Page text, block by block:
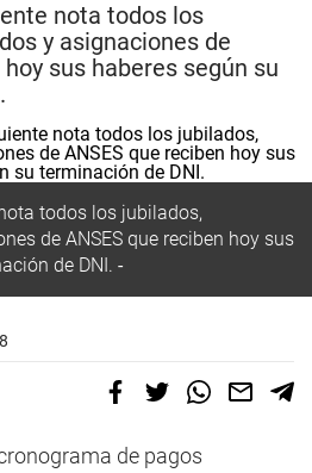
nota todos los
y asignaciones de
sus haberes según su
todos los jubilados,
de ANSES que reciben hoy sus
de DNI.
de pagos